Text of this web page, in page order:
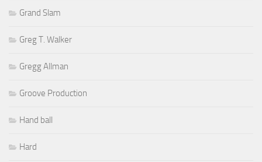
Grand Slam
Greg T. Walker
Gregg Allman
Groove Production
Hand ball
Hard